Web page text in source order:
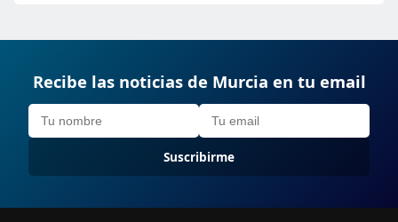
Recibe las noticias de Murcia en tu email
Suscribirme